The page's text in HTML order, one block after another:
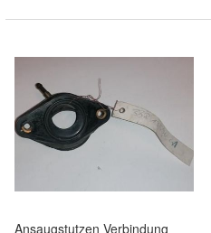
Ansaugstutzen Verbindung